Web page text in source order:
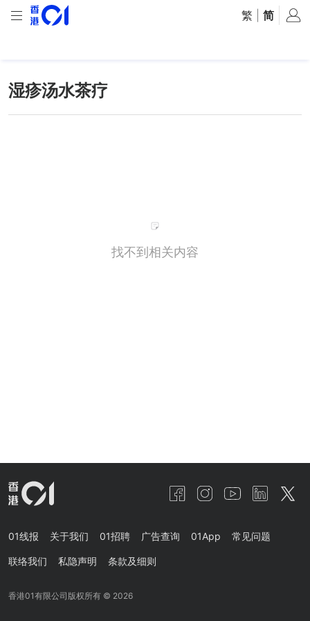
繁 简
湿疹汤水茶疗
找不到相关内容
01线报 关于我们 01招聘 广告查询 01App 常见问题
联络我们 私隐声明 条款及细则
香港01有限公司版权所有 © 2026